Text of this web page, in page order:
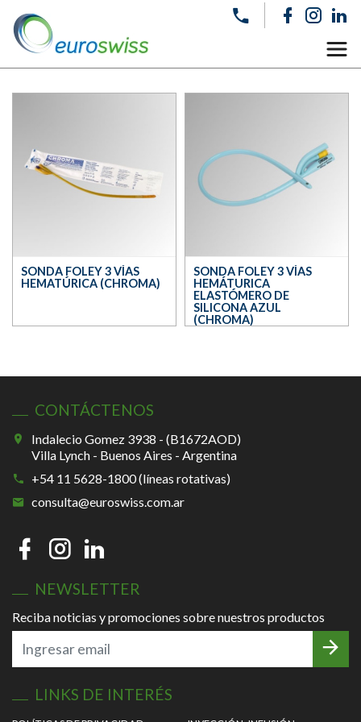
SONDA FOLEY 3 VÍAS
HEMATÚRICA (CHROMA)
SONDA FOLEY 3 VÍAS
HEMÁTURICA
ELASTÓMERO DE
SILICONA AZUL
(CHROMA)
CONTÁCTENOS
Indalecio Gomez 3938 - (B1672AOD)
Villa Lynch - Buenos Aires - Argentina
+54 11 5628-1800 (líneas rotativas)
consulta@euroswiss.com.ar
NEWSLETTER
Reciba noticias y promociones sobre nuestros productos
LINKS DE INTERÉS